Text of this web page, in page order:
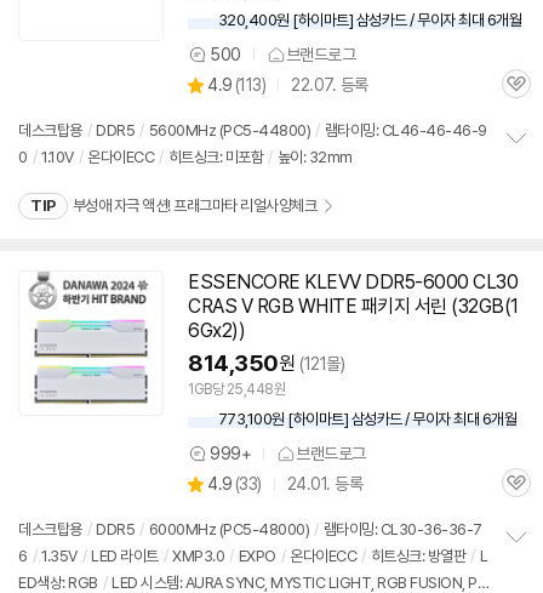
320,400원 [하이마트] 삼성카드 / 무이자 최대 6개월
상
품
견
500 브랜드로그
별
점
4.9 (상
리
뷰
113) 22.07. 등록
관
데스크탑용 / DDR5 / 5600MHz (PC5-44800) / 램타이밍: CL46-46-46-9
0 / 1.10V / 온다이ECC / 히트싱크: 미포함 / 높이: 32mm
TIP 부성애 자극 액션! 프래그마타 리얼사양체크
ESSENCORE KLEVV DDR5-6000 CL30
CRAS V RGB WHITE 패키지 서린 (32GB(1
6Gx2))
814,350원 (121몰)
1GB당 25,448원
773,100원 [하이마트] 삼성카드 / 무이자 최대 6개월
상
품
견
999+ 브랜드로그
별
점
4.9 (상
리
뷰
33) 24.01. 등록
관
데스크탑용 / DDR5 / 6000MHz (PC5-48000) / 램타이밍: CL30-36-36-7
6 / 1.35V / LED 라이트 / XMP3.0 / EXPO / 온다이ECC / 히트싱크: 방열판 / L
ED색상: RGB / LED 시스템: AURA SYNC, MYSTIC LIGHT, RGB FUSION, PO